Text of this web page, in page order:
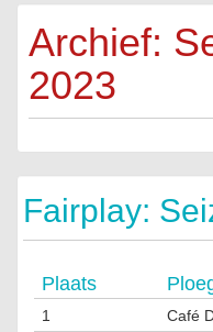
Archief:
2023
Fairplay:
Plaats
1 Café